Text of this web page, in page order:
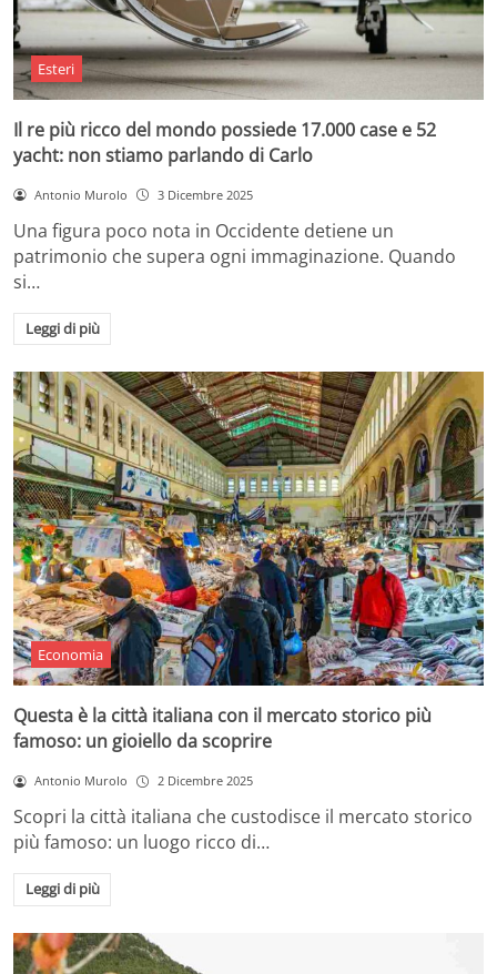
Esteri
Il re più ricco del mondo possiede 17.000 case e 52
yacht: non stiamo parlando di Carlo
Antonio Murolo 3 Dicembre 2025
Una figura poco nota in Occidente detiene un
patrimonio che supera ogni immaginazione. Quando
si…
Leggi di più
Economia
Questa è la città italiana con il mercato storico più
famoso: un gioiello da scoprire
Antonio Murolo 2 Dicembre 2025
Scopri la città italiana che custodisce il mercato storico
più famoso: un luogo ricco di…
Leggi di più